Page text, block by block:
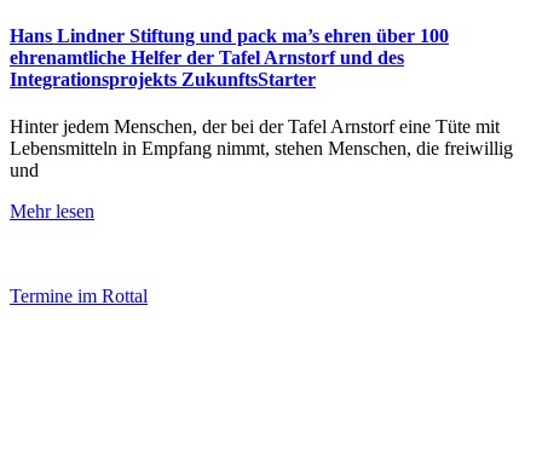
Hans Lindner Stiftung und pack ma’s ehren über 100
ehrenamtliche Helfer der Tafel Arnstorf und des
Integrationsprojekts ZukunftsStarter
Hinter jedem Menschen, der bei der Tafel Arnstorf eine Tüte mit
Lebensmitteln in Empfang nimmt, stehen Menschen, die freiwillig
und
Mehr lesen
Termine im Rottal